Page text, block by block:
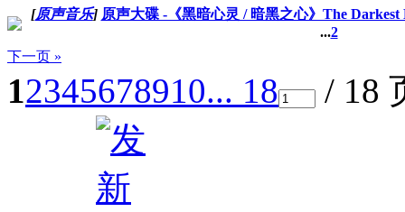
[原声音乐] 原声大碟 -《黑暗心灵 / 暗黑之心》The
...2
下一页 »
12345678910... 18 / 18